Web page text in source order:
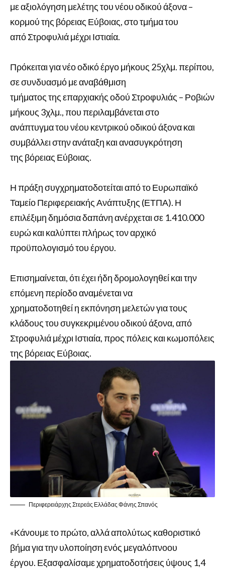
με αξιολόγηση μελέτης του νέου οδικού άξονα –
κορμού της βόρειας Εύβοιας, στο τμήμα του
από Στροφυλιά μέχρι Ιστιαία.
Πρόκειται για νέο οδικό έργο μήκους 25χλμ. περίπου,
σε συνδυασμό με αναβάθμιση
τμήματος της επαρχιακής οδού Στροφυλιάς – Ροβιών
μήκους 3χλμ., που περιλαμβάνεται στο
ανάπτυγμα του νέου κεντρικού οδικού άξονα και
συμβάλλει στην ανάταξη και ανασυγκρότηση
της βόρειας Εύβοιας.
Η πράξη συγχρηματοδοτείται από το Ευρωπαϊκό
Ταμείο Περιφερειακής Ανάπτυξης (ΕΤΠΑ). Η
επιλέξιμη δημόσια δαπάνη ανέρχεται σε 1.410.000
ευρώ και καλύπτει πλήρως τον αρχικό
προϋπολογισμό του έργου.
Επισημαίνεται, ότι έχει ήδη δρομολογηθεί και την
επόμενη περίοδο αναμένεται να
χρηματοδοτηθεί η εκπόνηση μελετών για τους
κλάδους του συγκεκριμένου οδικού άξονα, από
Στροφυλιά μέχρι Ιστιαία, προς πόλεις και κωμοπόλεις
της βόρειας Εύβοιας.
Περιφερειάρχης Στερεάς Ελλάδας Φάνης Σπανός
«Κάνουμε το πρώτο, αλλά απολύτως καθοριστικό
βήμα για την υλοποίηση ενός μεγαλόπνοου
έργου. Εξασφαλίσαμε χρηματοδοτήσεις ύψους 1,4